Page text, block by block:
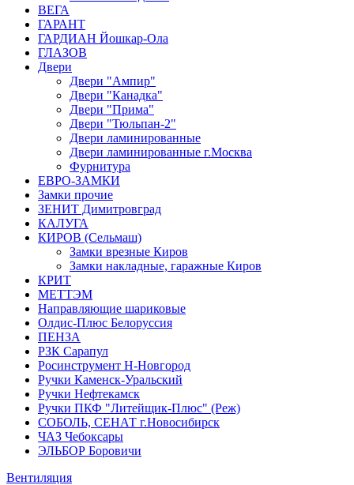
ВЕГА
ГАРАНТ
ГАРДИАН Йошкар-Ола
ГЛАЗОВ
Двери
Двери "Ампир"
Двери "Канадка"
Двери "Прима"
Двери "Тюльпан-2"
Двери ламинированные
Двери ламинированные г.Москва
Фурнитура
ЕВРО-ЗАМКИ
Замки прочие
ЗЕНИТ Димитровград
КАЛУГА
КИРОВ (Сельмаш)
Замки врезные Киров
Замки накладные, гаражные Киров
КРИТ
МЕТТЭМ
Направляющие шариковые
Олдис-Плюс Белоруссия
ПЕНЗА
РЗК Сарапул
Росинструмент Н-Новгород
Ручки Каменск-Уральский
Ручки Нефтекамск
Ручки ПКФ "Литейщик-Плюс" (Реж)
СОБОЛЬ, СЕНАТ г.Новосибирск
ЧАЗ Чебоксары
ЭЛЬБОР Боровичи
Вентиляция